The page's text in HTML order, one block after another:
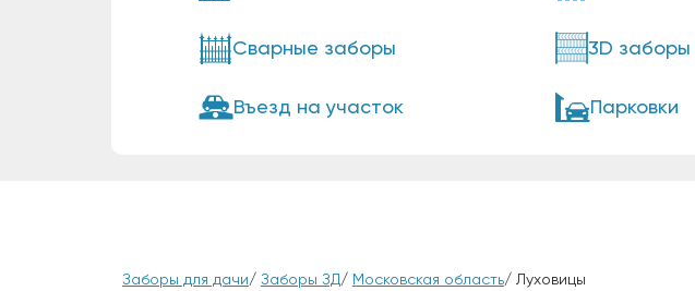
Сварные заборы 3D заборы
Въезд на участок Парковки
Заборы для дачи/ Заборы ЗД/ Московская область/ Луховицы